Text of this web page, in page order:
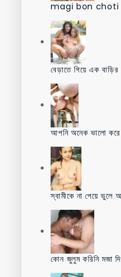
magi bon choti
বেড়াতে গিয়ে এক
আপনি অনেক ভালো করে
স্বামীকে না পেয়ে ভুলে
কোন জুলুম করিনি মজা